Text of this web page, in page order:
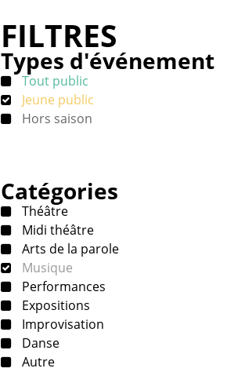
FILTRES
Types d'événement
Tout public
Jeune public
Hors saison
Catégories
Théâtre
Midi théâtre
Arts de la parole
Musique
Performances
Expositions
Improvisation
Danse
Autre